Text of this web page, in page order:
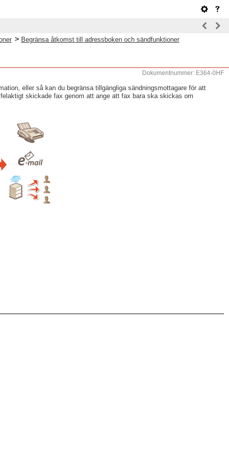
> Begränsa åtkomst till adressboken och sändfunktioner
Dokumentnummer: E364-0HF
eller så kan du begränsa tillgängliga sändningsmottagare för att
skickade fax genom att ange att fax bara ska skickas om